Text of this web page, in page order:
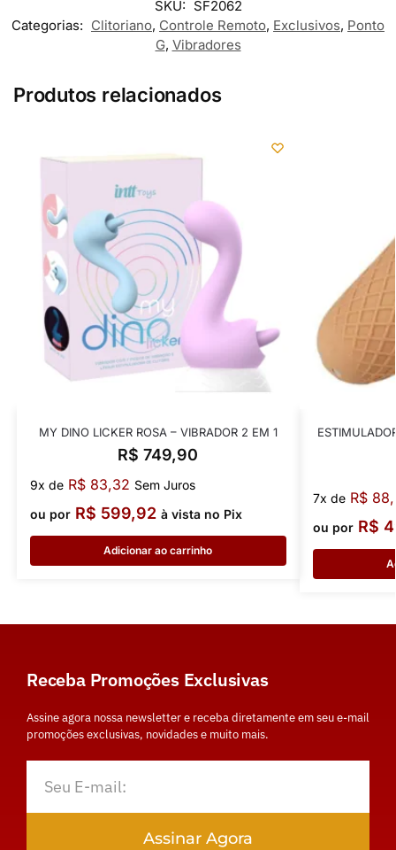
SKU: SF2062
Categorias: Clitoriano, Controle Remoto, Exclusivos, Ponto
G, Vibradores
Produtos relacionados
MY DINO LICKER ROSA – VIBRADOR 2 EM 1
R$ 749,90
9x de R$83,32 Sem Juros
ou por R$ 599,92 à vista no Pix
Adicionar ao carrinho
7x de R$
ou por R$
Receba Promoções Exclusivas
Assine agora nossa newsletter e receba diretamente em seu e-mail
promoções exclusivas, novidades e muito mais.
Assinar Agora